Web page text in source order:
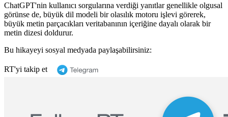
ChatGPT'nin kullanıcı sorgularına verdiği yanıtlar genellikle olgusal
görünse de, büyük dil modeli bir olasılık motoru işlevi görerek,
büyük metin parçacıkları veritabanının içeriğine dayalı olarak bir
metin dizesi doldurur.
Bu hikayeyi sosyal medyada paylaşabilirsiniz:
RT'yi takip et